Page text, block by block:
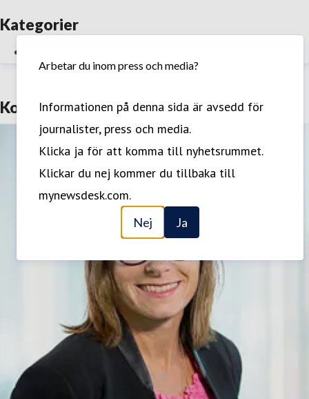
Arbetar du inom press och media?
Informationen på denna sida är avsedd för
journalister, press och media.
Klicka ja för att komma till nyhetsrummet.
Klickar du nej kommer du tillbaka till
mynewsdesk.com.
Nej Ja
Kategorier
Kontakter